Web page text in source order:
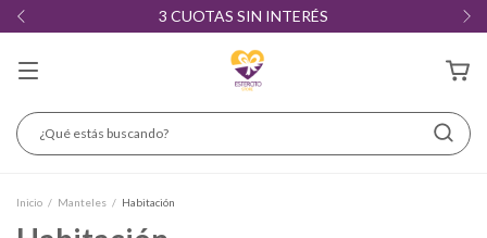
3 CUOTAS SIN INTERÉS
Inicio / Manteles / Habitación